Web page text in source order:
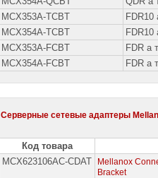
MCX353A-TCBT
FDR10
MCX354A-TCBT
FDR10
MCX353A-FCBT
FDR а
MCX354A-FCBT
FDR а
Серверные сетевые адаптеры
Код товара
MCX623106AC-CDAT
Mellanox
Bracket